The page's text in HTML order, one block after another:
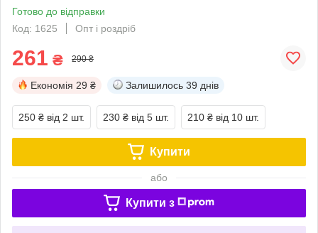
Готово до відправки
Код: 1625
Опт і роздріб
261 ₴ 290 ₴
Економія 29 ₴ Залишилось 39 днів
250 ₴ від 2 шт. 230 ₴ від 5 шт. 210 ₴ від 10 шт.
Купити
або
Купити з